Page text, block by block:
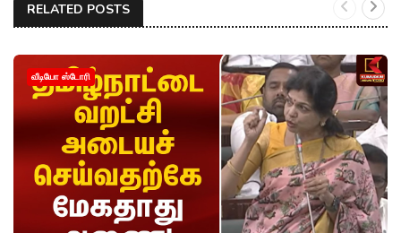
RELATED POSTS
வீடியோ ஸ்டோரி